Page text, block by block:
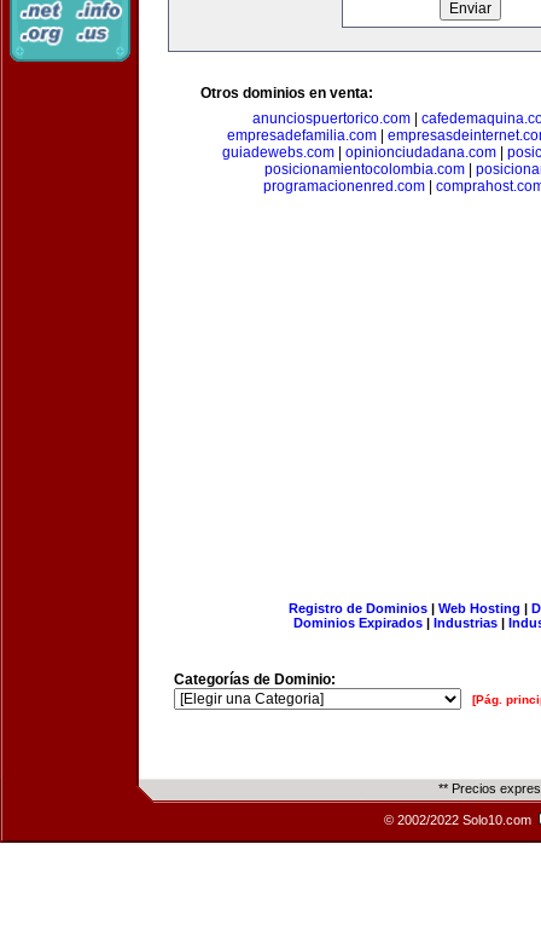
Otros dominios en venta:
anunciospuertorico.com|
empresadefamilia.com
guiadewebs.com
opinionciudadana.com
posicionamientocolombia.com|
programacionenred.com
Registro de Dominios| Web Hosting |
Dominios Expirados | Industrias |
Categorías de Dominio:
[Pág.
** Precios
© 2002/2022 Solo10.com